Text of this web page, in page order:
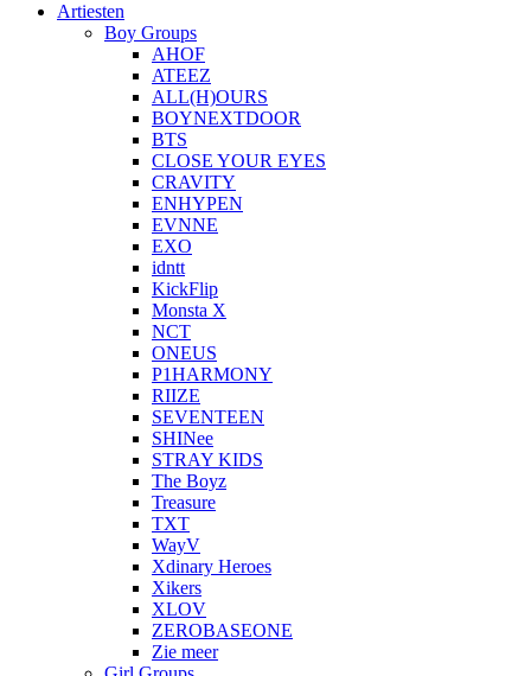
Artiesten
Boy Groups
AHOF
ATEEZ
ALL(H)OURS
BOYNEXTDOOR
BTS
CLOSE YOUR EYES
CRAVITY
ENHYPEN
EVNNE
EXO
idntt
KickFlip
Monsta X
NCT
ONEUS
P1HARMONY
RIIZE
SEVENTEEN
SHINee
STRAY KIDS
The Boyz
Treasure
TXT
WayV
Xdinary Heroes
Xikers
XLOV
ZEROBASEONE
Zie meer